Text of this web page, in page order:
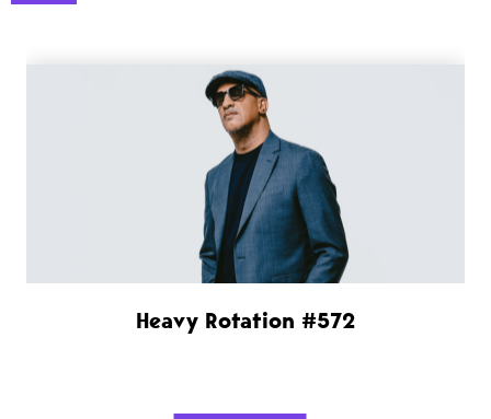
Heavy Rotation #572